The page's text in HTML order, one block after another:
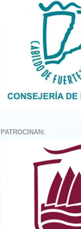
PATROCINAN: